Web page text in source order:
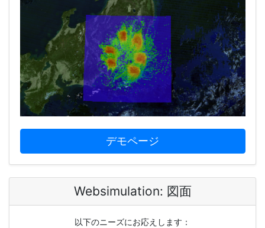
デモページ
Websimulation: 図面
以下のニーズにお応えします：